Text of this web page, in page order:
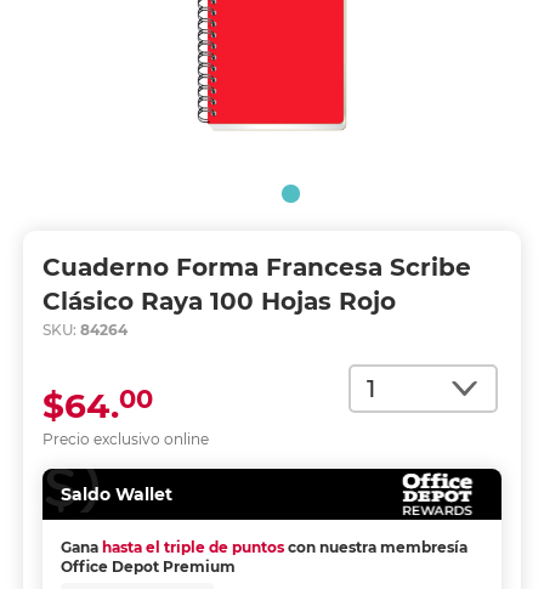
Cuaderno Forma Francesa Scribe
Clásico Raya 100 Hojas Rojo
SKU: 84264
Cantidad
Precio exclusivo online
$64.00
Saldo Wallet
Gana hasta el triple de puntos con nuestra membresía
Office Depot Premium